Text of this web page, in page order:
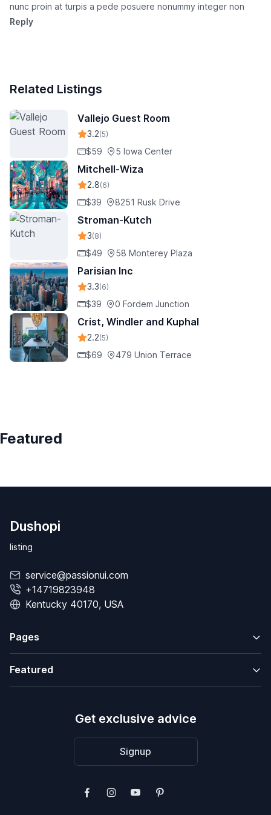
nunc proin at turpis a pede posuere nonummy integer non
Reply
Related Listings
Vallejo Guest Room
3.2(5)
$59 5 Iowa Center
Mitchell-Wiza
2.8(6)
$39 8251 Rusk Drive
Stroman-Kutch
3(8)
$49 58 Monterey Plaza
Parisian Inc
3.3(6)
$39 0 Fordem Junction
Crist, Windler and Kuphal
2.2(5)
$69 479 Union Terrace
Featured
Dushopi
listing
service@passionui.com
+14719823948
Kentucky 40170, USA
Pages
Featured
Get exclusive advice
Signup